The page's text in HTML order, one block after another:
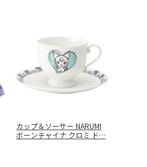
カップ＆ソーサー NARUMI
ボーンチャイナ クロミ ド…